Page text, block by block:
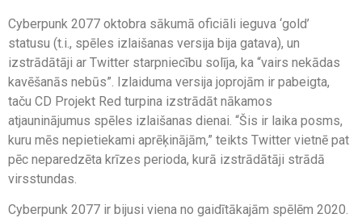
Cyberpunk 2077 oktobra sākumā oficiāli ieguva ‘gold’
statusu (t.i., spēles izlaišanas versija bija gatava), un
izstrādātāji ar Twitter starpniecību solīja, ka “vairs nekādas
kavēšanās nebūs”. Izlaiduma versija joprojām ir pabeigta,
taču CD Projekt Red turpina izstrādāt nākamos
atjauninājumus spēles izlaišanas dienai. “Šis ir laika posms,
kuru mēs nepietiekami aprēķinājām,” teikts Twitter vietnē pat
pēc neparedzēta krīzes perioda, kurā izstrādātāji strādā
virsstundas.
Cyberpunk 2077 ir bijusi viena no gaidītākajām spēlēm 2020.